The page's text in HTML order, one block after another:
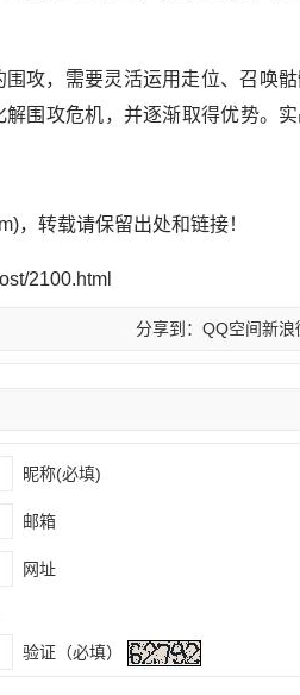
攻，需要灵活运用走位、召唤
围攻危机，并逐渐取得优势。
，转载请保留出处和链接！
2100.html
分享到： QQ空间新浪
昵称(必填)
邮箱
网址
验证（必填）